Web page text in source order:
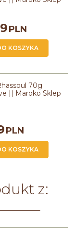
PLN
KOSZYKA
70g
|| Maroko Sklep
PLN
KOSZYKA
z: